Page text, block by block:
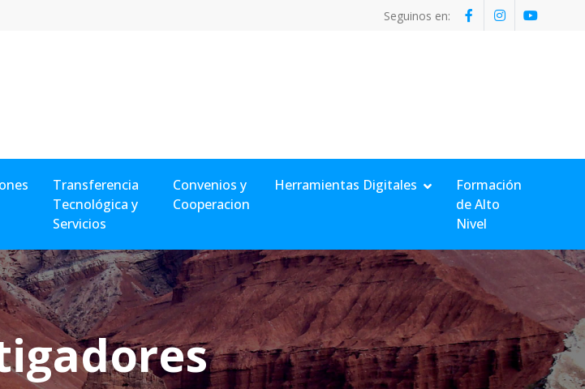
Seguinos en:
Transferencia
Tecnológica y
Servicios
Convenios y
Cooperacion
Herramientas Digitales
Formación
de Alto
Nivel